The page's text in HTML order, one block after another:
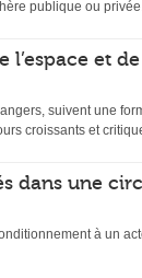
publique ou
l’espace et
suivent une
croissants et
dans une
à un